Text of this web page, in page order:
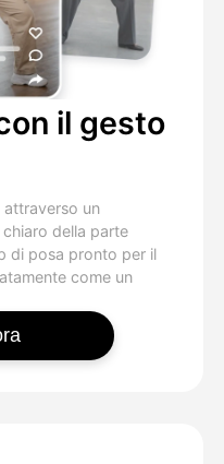
il gesto
un
della parte
di posa pronto per il
come un